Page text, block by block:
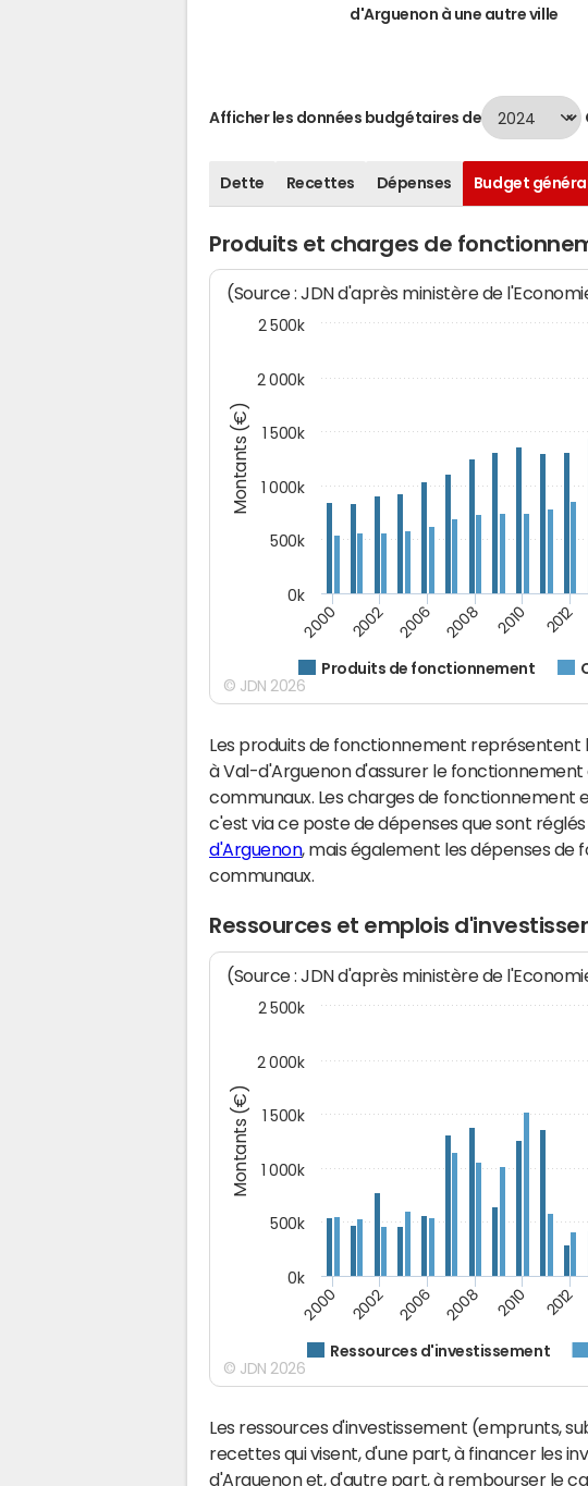
d'Arguenon à une autre ville
Afficher les données budgétaires de
Dette Recettes Dépenses Budget général
Produits et charges de
Montants (€)
(Source : JDN d'après ministère de
Produits de fonctionnement
2000 2002 2006 2008 2010 2012
0k
500k
1 000k
1 500k
2 000k
2 500k
© JDN 2026
Les produits de fonctionnement
à Val-d'Arguenon d'assurer le fonctionnement
communaux. Les charges de fonctionnement
c'est via ce poste de dépenses que sont
d'Arguenon, mais également les dépenses de
communaux.
Ressources et emplois
Montants (€)
(Source : JDN d'après ministère de
Ressources d'investissement
2000 2002 2006 2008 2010 2012
0k
500k
1 000k
1 500k
2 000k
2 500k
© JDN 2026
Les ressources d'investissement (emprunts,
recettes qui visent, d'une part, à financer les
d'Arguenon et, d'autre part, à rembourser le